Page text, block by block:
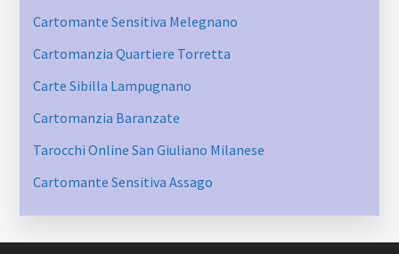
Cartomante Sensitiva Melegnano
Cartomanzia Quartiere Torretta
Carte Sibilla Lampugnano
Cartomanzia Baranzate
Tarocchi Online San Giuliano Milanese
Cartomante Sensitiva Assago